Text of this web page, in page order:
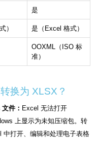
是
） 是（Excel 格式）
OOXML（ISO 标
准）
换为 XLSX？
件： Excel 无法打开
上显示为未知压缩包。转
打开、编辑和处理电子表格